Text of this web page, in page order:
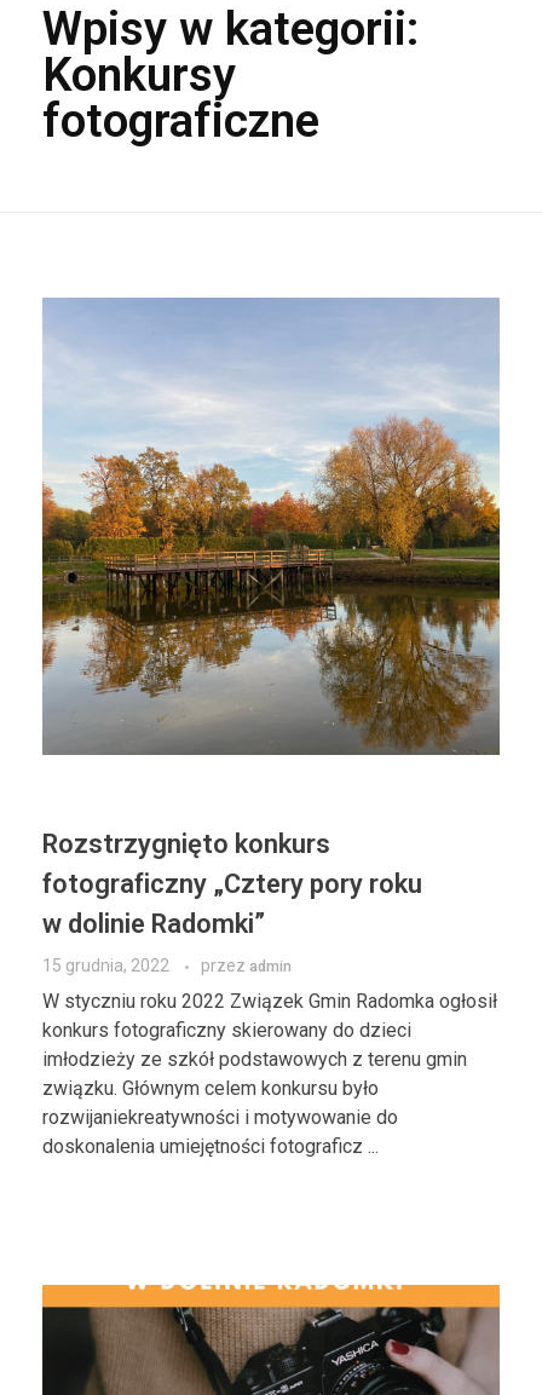
Wpisy w kategorii:
Konkursy
fotograficzne
Rozstrzygnięto konkurs
fotograficzny „Cztery pory roku
w dolinie Radomki”
15 grudnia, 2022 przez admin
W styczniu roku 2022 Związek Gmin Radomka ogłosił
konkurs fotograficzny skierowany do dzieci
imłodzieży ze szkół podstawowych z terenu gmin
związku. Głównym celem konkursu było
rozwijaniekreatywności i motywowanie do
doskonalenia umiejętności fotograficz ...